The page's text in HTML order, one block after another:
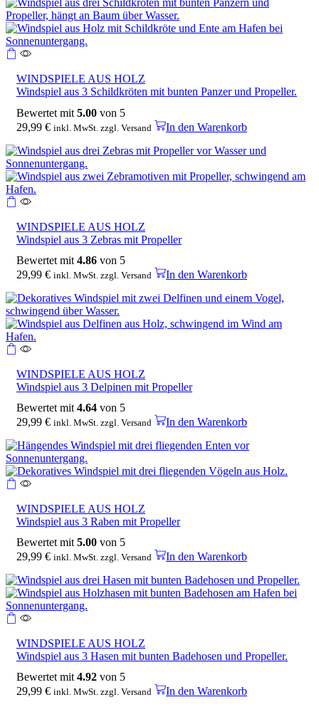
WINDSPIELE AUS HOLZ
Windspiel aus 3 Schildkröten mit bunten Panzer und Propeller.
Bewertet mit 5.00 von 5
29,99 € inkl. MwSt. zzgl. Versand In den Warenkorb
WINDSPIELE AUS HOLZ
Windspiel aus 3 Zebras mit Propeller
Bewertet mit 4.86 von 5
29,99 € inkl. MwSt. zzgl. Versand In den Warenkorb
WINDSPIELE AUS HOLZ
Windspiel aus 3 Delpinen mit Propeller
Bewertet mit 4.64 von 5
29,99 € inkl. MwSt. zzgl. Versand In den Warenkorb
WINDSPIELE AUS HOLZ
Windspiel aus 3 Raben mit Propeller
Bewertet mit 5.00 von 5
29,99 € inkl. MwSt. zzgl. Versand In den Warenkorb
WINDSPIELE AUS HOLZ
Windspiel aus 3 Hasen mit bunten Badehosen und Propeller.
Bewertet mit 4.92 von 5
29,99 € inkl. MwSt. zzgl. Versand In den Warenkorb